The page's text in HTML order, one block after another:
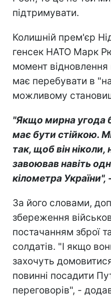
підтримувати.
Колишній прем'єр
генсек НАТО Марк
момент відновлення
має перебувати в
можливому
"Якщо мирна угода
має бути стійкою.
так, щоб він ніколи,
завоював навіть
кілометра України",
За його словами,
збереження
постачанням зброї
солдатів. "І якщо
захочуть
повинні посадити
переговорів", -